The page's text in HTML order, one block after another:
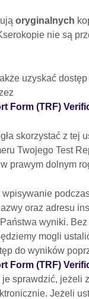
oryginalnych
nie są
uzyskać
Form (TRF)
skorzystać z tej
Twojego Test
prawym dolnym
oraz adresu
wyniki. Bez
mogli
do wyników
Form (TRF)
je sprawdzić, jeżeli
Jeżeli